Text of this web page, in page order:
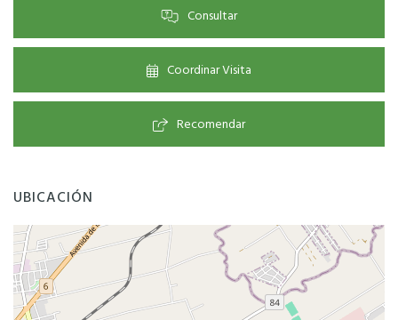
Consultar
Coordinar Visita
Recomendar
UBICACIÓN